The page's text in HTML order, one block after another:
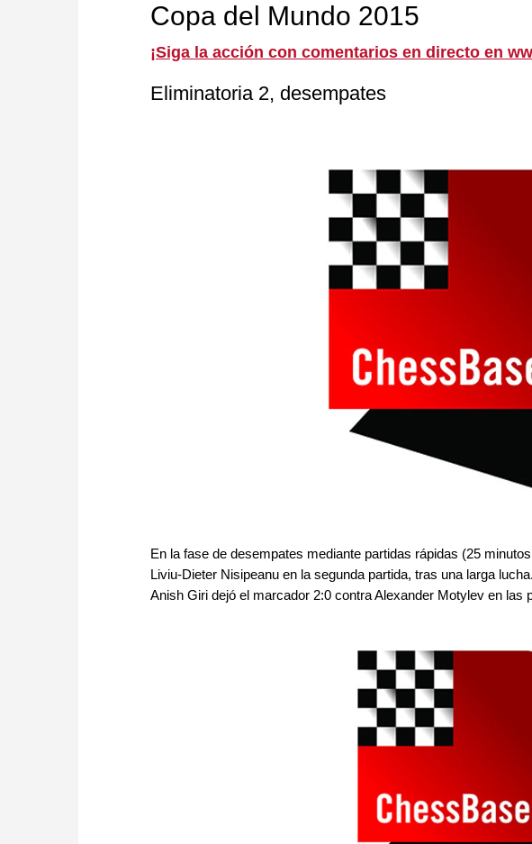
Copa del Mundo 2015
¡Siga la acción con comentarios en directo en
Eliminatoria 2, desempates
En la fase de desempates mediante partidas rápidas (25
Liviu-Dieter Nisipeanu en la segunda partida, tras una larga
Anish Giri dejó el marcador 2:0 contra Alexander Motylev en las